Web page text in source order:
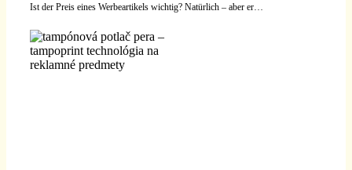
Ist der Preis eines Werbeartikels wichtig? Natürlich – aber er…